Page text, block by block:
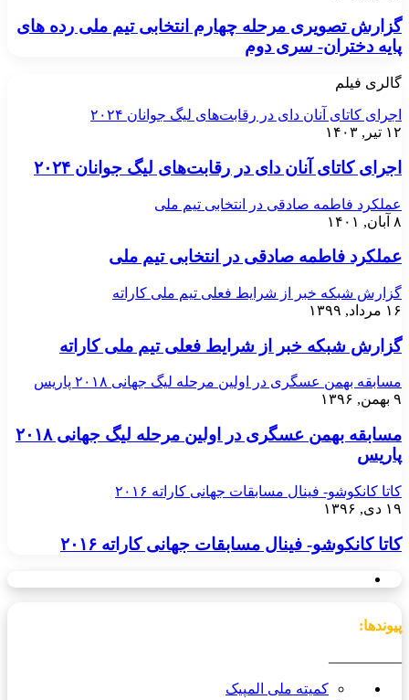
گزارش تصویری مرحله چهارم انتخابی تیم ملی رده های
پایه دختران- سری دوم
گالری فیلم
اجرای کاتای آنان دای در رقابت‌های لیگ جوانان ۲۰۲۴
۱۲ تیر, ۱۴۰۳
اجرای کاتای آنان دای در رقابت‌های لیگ جوانان ۲۰۲۴
عملکرد فاطمه صادقی در انتخابی تیم ملی
۸ آبان, ۱۴۰۱
عملکرد فاطمه صادقی در انتخابی تیم ملی
گزارش شبکه خبر از شرایط فعلی تیم ملی کاراته
۱۶ مرداد, ۱۳۹۹
گزارش شبکه خبر از شرایط فعلی تیم ملی کاراته
مسابقه بهمن عسگری در اولین مرحله لیگ جهانی ۲۰۱۸ پاریس
۹ بهمن, ۱۳۹۶
مسابقه بهمن عسگری در اولین مرحله لیگ جهانی ۲۰۱۸
پاریس
کاتا کانکوشو- فینال مسابقات جهانی کاراته ۲۰۱۶
۱۹ دی, ۱۳۹۶
کاتا کانکوشو- فینال مسابقات جهانی کاراته ۲۰۱۶
پیوندها:
کمیته ملی المپیک